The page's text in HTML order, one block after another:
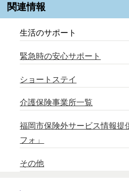
関連情報
生活のサポート
緊急時の安心サポート
ショートステイ
介護保険事業所一覧
福岡市保険外サービス情報提
フォ」
その他